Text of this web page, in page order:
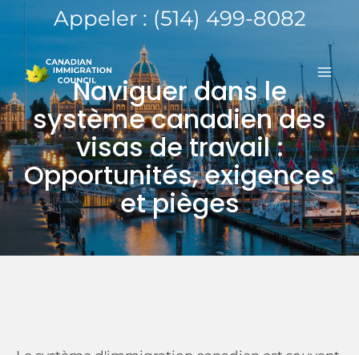
contenu
Appeler : (514) 499-8082
Naviguer dans le
système canadien des
visas de travail :
Opportunités, exigences
et pièges